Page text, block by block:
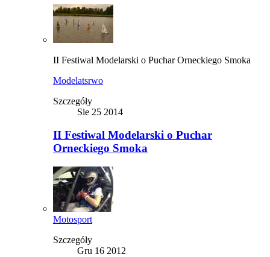
II Festiwal Modelarski o Puchar Orneckiego Smoka
Modelatsrwo
Szczegóły
Sie 25 2014
II Festiwal Modelarski o Puchar
Orneckiego Smoka
Motosport
Szczegóły
Gru 16 2012